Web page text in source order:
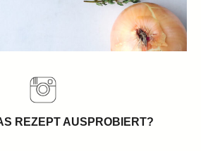
REZEPT AUSPROBIERT?